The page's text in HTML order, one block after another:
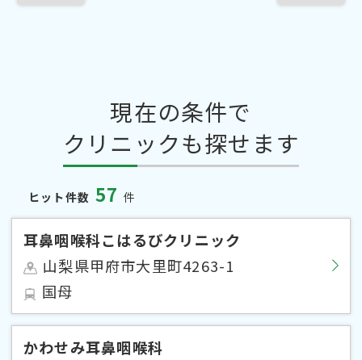
現在の条件で
クリニックも探せます
ヒット件数 57 件
耳鼻咽喉科こはるびクリニック
山梨県甲府市大里町4263-1
国母
かわせみ耳鼻咽喉科